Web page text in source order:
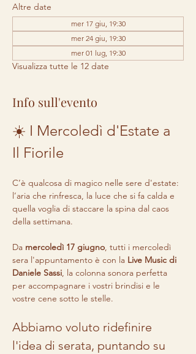
Altre date
mer 17 giu, 19:30
mer 24 giu, 19:30
mer 01 lug, 19:30
Visualizza tutte le 12 date
Info sull'evento
☀️ I Mercoledì d'Estate a
Il Fiorile
C’è qualcosa di magico nelle sere d'estate:
l’aria che rinfresca, la luce che si fa calda e
quella voglia di staccare la spina dal caos
della settimana.
Da mercoledì 17 giugno, tutti i mercoledì
sera l'appuntamento è con la Live Music di
Daniele Sassi, la colonna sonora perfetta
per accompagnare i vostri brindisi e le
vostre cene sotto le stelle.
Abbiamo voluto ridefinire
l'idea di serata, puntando su